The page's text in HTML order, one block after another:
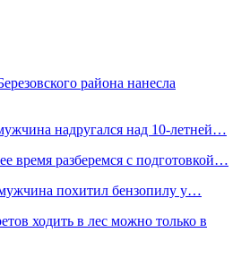
района нанесла
надругался над 10-летней…
время разберемся с подготовкой…
похитил бензопилу у…
ходить в лес можно только в